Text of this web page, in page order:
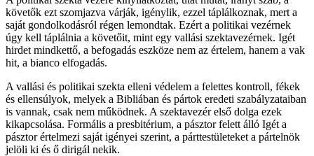
követők ezt szomjazva várják, igénylik, ezzel táplálkoznak, mert a
saját gondolkodásról régen lemondtak. Ezért a politikai vezérnek
úgy kell táplálnia a követőit, mint egy vallási szektavezérnek. Igét
hirdet mindkettő, a befogadás eszköze nem az értelem, hanem a vak
hit, a bianco elfogadás.
A vallási és politikai szekta elleni védelem a felettes kontroll, fékek
és ellensúlyok, melyek a Bibliában és pártok eredeti szabályzataiban
is vannak, csak nem működnek. A szektavezér első dolga ezek
kikapcsolása. Formális a presbitérium, a pásztor felett álló Igét a
pásztor értelmezi saját igényei szerint, a párttestületeket a pártelnök
jelöli ki és ő dirigál nekik.